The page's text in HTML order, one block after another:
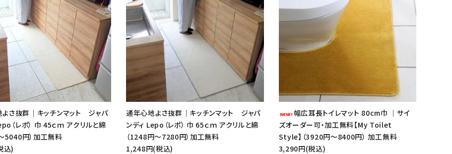
さ抜群｜キッチンマット ジャパ
（レポ） 巾 45ｃｍ アクリルと綿
5040円）加工無料
込)
通年心地よさ抜群｜キッチンマット ジャパ
ンディ Lepo（レポ） 巾 65ｃｍ アクリルと綿
（1248円～7280円）加工無料
1,248円(税込)
幅広耳長トイレマット 80cm巾 ｜サイ
ズオーダー可・加工無料【My Toilet
Style】（3920円～8400円） 加工無料
3,290円(税込)